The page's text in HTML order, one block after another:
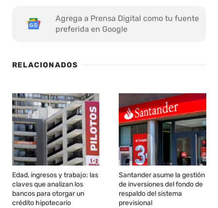
Agrega a Prensa Digital como tu fuente
preferida en Google
RELACIONADOS
Edad, ingresos y trabajo: las
claves que analizan los
bancos para otorgar un
crédito hipotecario
Santander asume la gestión
de inversiones del fondo de
respaldo del sistema
previsional